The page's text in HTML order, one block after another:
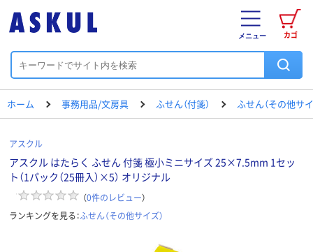
カゴ
メニュー
ホーム 事務用品/文房具 ふせん（付箋） ふせん（その他サイ
アスクル
アスクル はたらく ふせん 付箋 極小ミニサイズ 25×7.5mm 1セッ
ト（1パック（25冊入）×5） オリジナル
（0件のレビュー）
ランキングを見る：ふせん（その他サイズ）